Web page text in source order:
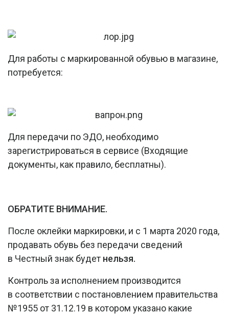
Для работы с маркированной обувью в магазине,
потребуется:
Для передачи по ЭДО, необходимо
зарегистрироваться в сервисе (Входящие
документы, как правило, бесплатны).
ОБРАТИТЕ ВНИМАНИЕ.
После оклейки маркировки, и с 1 марта 2020 года,
продавать обувь без передачи сведений
в Честный знак будет нельзя.
Контроль за исполнением производится
в соответствии с постановлением правительства
№1955 от 31.12.19 в котором указано какие